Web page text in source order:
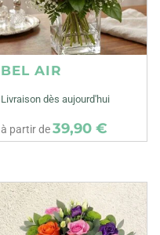
BEL AIR
Livraison dès aujourd'hui
à partir de39,90 €